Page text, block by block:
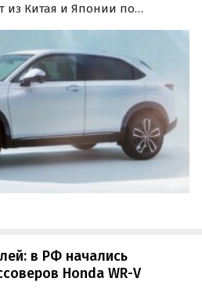
из Китая и Японии по
«Автоновости дня».
в РФ начались
Honda WR-V